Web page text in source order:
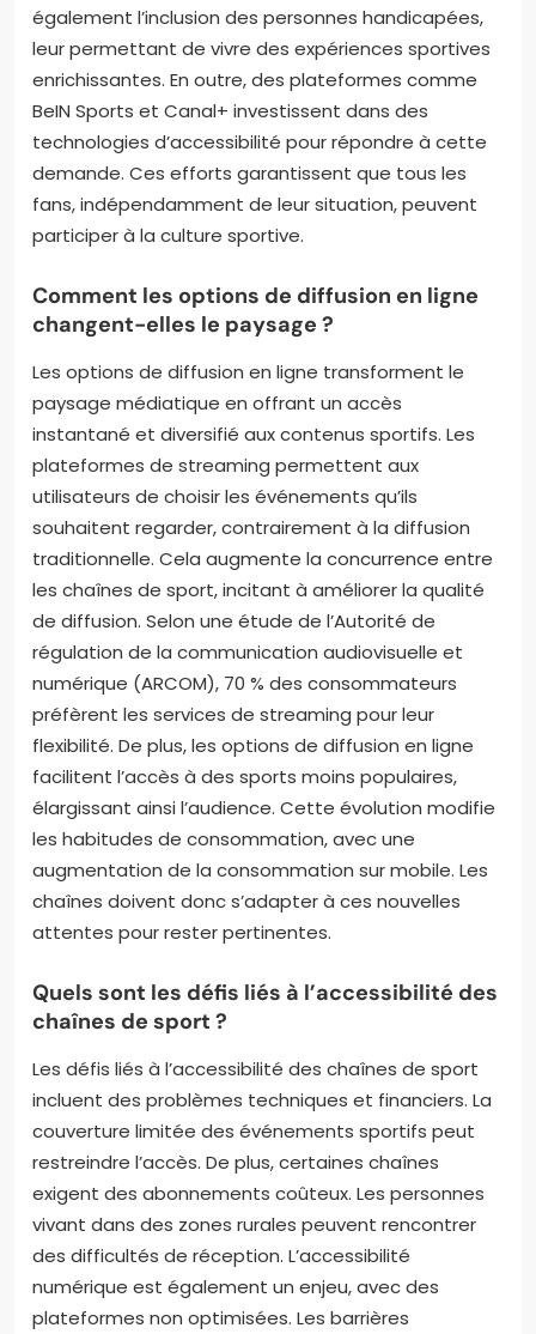
également l’inclusion des personnes handicapées,
leur permettant de vivre des expériences sportives
enrichissantes. En outre, des plateformes comme
BeIN Sports et Canal+ investissent dans des
technologies d’accessibilité pour répondre à cette
demande. Ces efforts garantissent que tous les
fans, indépendamment de leur situation, peuvent
participer à la culture sportive.
Comment les options de diffusion en ligne
changent-elles le paysage ?
Les options de diffusion en ligne transforment le
paysage médiatique en offrant un accès
instantané et diversifié aux contenus sportifs. Les
plateformes de streaming permettent aux
utilisateurs de choisir les événements qu’ils
souhaitent regarder, contrairement à la diffusion
traditionnelle. Cela augmente la concurrence entre
les chaînes de sport, incitant à améliorer la qualité
de diffusion. Selon une étude de l’Autorité de
régulation de la communication audiovisuelle et
numérique (ARCOM), 70 % des consommateurs
préfèrent les services de streaming pour leur
flexibilité. De plus, les options de diffusion en ligne
facilitent l’accès à des sports moins populaires,
élargissant ainsi l’audience. Cette évolution modifie
les habitudes de consommation, avec une
augmentation de la consommation sur mobile. Les
chaînes doivent donc s’adapter à ces nouvelles
attentes pour rester pertinentes.
Quels sont les défis liés à l’accessibilité des
chaînes de sport ?
Les défis liés à l’accessibilité des chaînes de sport
incluent des problèmes techniques et financiers. La
couverture limitée des événements sportifs peut
restreindre l’accès. De plus, certaines chaînes
exigent des abonnements coûteux. Les personnes
vivant dans des zones rurales peuvent rencontrer
des difficultés de réception. L’accessibilité
numérique est également un enjeu, avec des
plateformes non optimisées. Les barrières